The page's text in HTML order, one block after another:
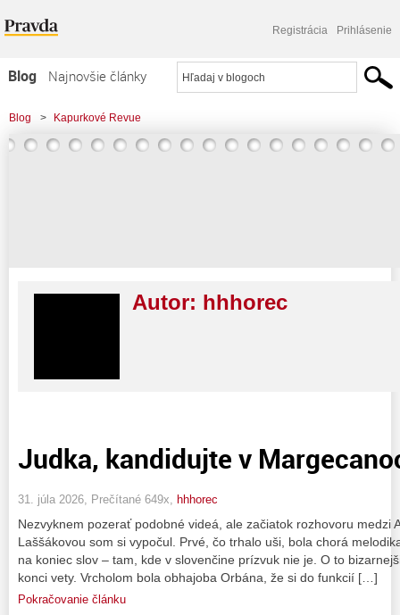
Registrácia Prihlásenie
Blog
Najnovšie články
Najčítanejšie články
Najkomentovanejšie články
Blog > Kapurkové Revue
Autor: hhhorec
Judka, kandidujte v
31. júla 2026, Prečítané 649x, hhhorec
Nezvyknem pozerať podobné videá, ale začiatok rozhovoru medzi
Laššákovou som si vypočul. Prvé, čo trhalo uši, bola chorá
na koniec slov – tam, kde v slovenčine prízvuk nie je. O to
konci vety. Vrcholom bola obhajoba Orbána, že si do funkcií […]
Pokračovanie článku